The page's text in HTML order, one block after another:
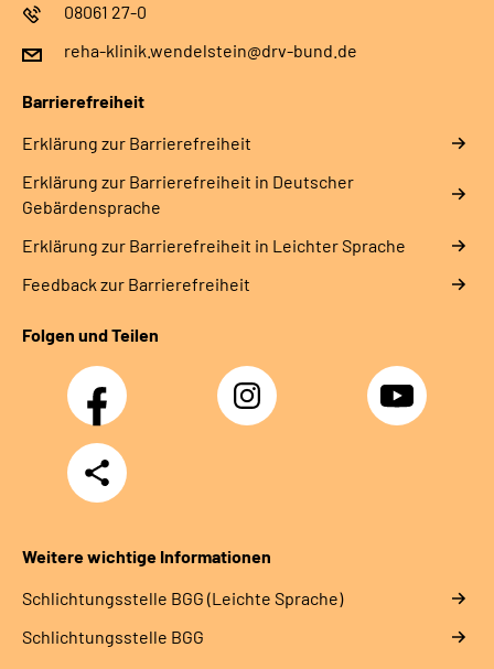
08061 27-0
reha-klinik.wendelstein@drv-bund.de
Barrierefreiheit
Erklärung zur Barrierefreiheit
Erklärung zur Barrierefreiheit in Deutscher
Gebärdensprache
Erklärung zur Barrierefreiheit in Leichter Sprache
Feedback zur Barrierefreiheit
Folgen und Teilen
Facebook Instagram YouTube
Teilen
Weitere wichtige Informationen
Schlich­tungs­stel­le BGG (Leichte Sprache)
Schlich­tungs­stel­le BGG